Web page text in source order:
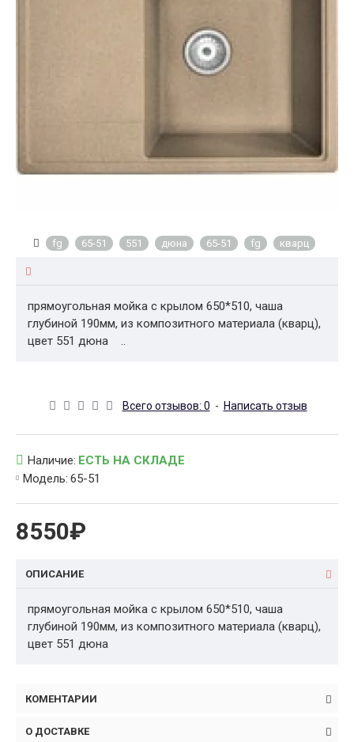
fg 65-51 551 дюна 65-51 fg кварц
прямоугольная мойка с крылом 650*510, чаша
глубиной 190мм, из композитного материала (кварц),
цвет 551 дюна ..
Всего отзывов: 0 - Написать отзыв
8550₽
Наличие: ЕСТЬ НА СКЛАДЕ
Модель: 65-51
ОПИСАНИЕ
прямоугольная мойка с крылом 650*510, чаша
глубиной 190мм, из композитного материала (кварц),
цвет 551 дюна
КОМЕНТАРИИ
О ДОСТАВКЕ